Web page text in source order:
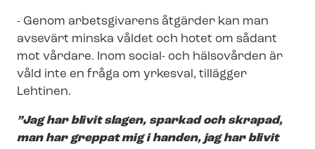
- Genom arbetsgivarens åtgärder kan man
avsevärt minska våldet och hotet om sådant
mot vårdare. Inom social- och hälsovården är
våld inte en fråga om yrkesval, tillägger
Lehtinen.
”Jag har blivit slagen, sparkad och skrapad,
man har greppat mig i handen, jag har blivit